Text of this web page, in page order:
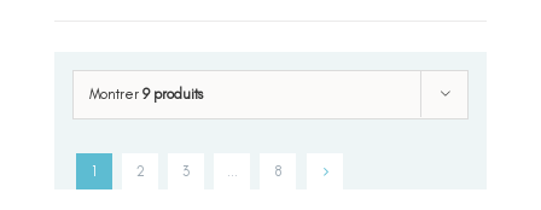
Montrer 9 produits
1 2 3 8